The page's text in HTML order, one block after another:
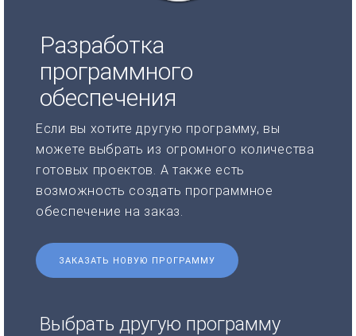
Разработка
программного
обеспечения
Если вы хотите другую программу, вы
можете выбрать из огромного количества
готовых проектов. А также есть
возможность создать программное
обеспечение на заказ.
ЗАКАЗАТЬ НОВУЮ ПРОГРАММУ
Выбрать другую программу